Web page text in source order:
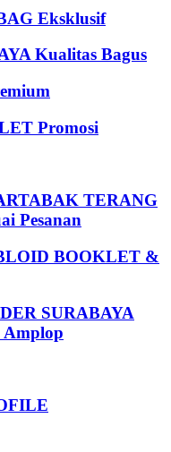
Eksklusif
Kualitas Bagus
Promosi
TERANG
Pesanan
BOOKLET &
SURABAYA